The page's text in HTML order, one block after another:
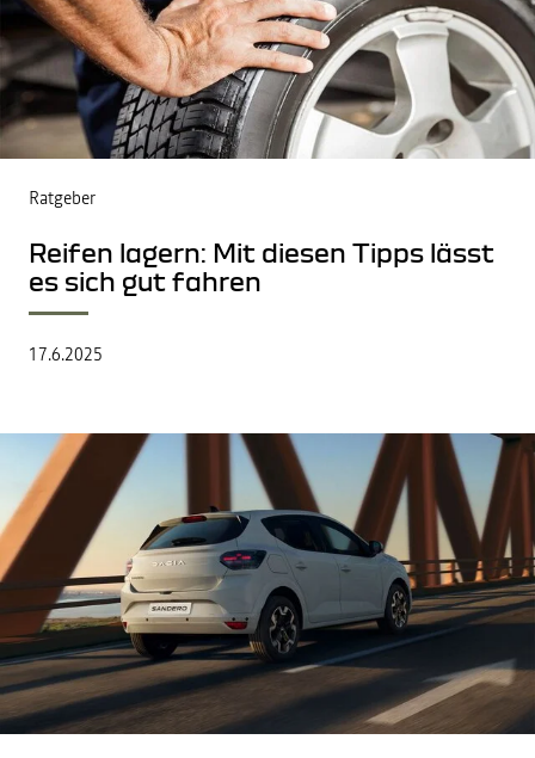
Ratgeber
Reifen lagern: Mit diesen Tipps lässt
es sich gut fahren
17.6.2025